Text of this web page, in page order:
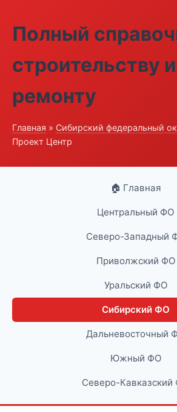
Полный
строительству и
ремонту
Главная » Сибирский федеральный
Проект Центр
🏠 Главная
Центральный ФО
Северо-Западный
Приволжский ФО
Уральский ФО
Сибирский ФО
Дальневосточный
Южный ФО
Северо-